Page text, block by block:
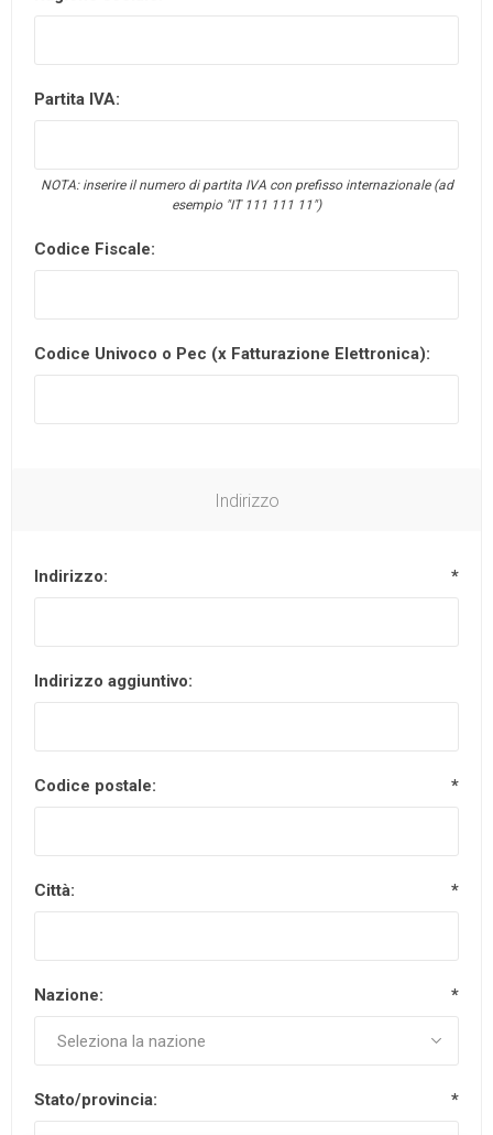
Partita IVA:
NOTA: inserire il numero di partita IVA con prefisso internazionale (ad
esempio "IT 111 111 11")
Codice Fiscale:
Codice Univoco o Pec (x Fatturazione Elettronica):
Indirizzo
Indirizzo: *
Indirizzo aggiuntivo:
Codice postale: *
Città: *
Nazione: *
Stato/provincia: *